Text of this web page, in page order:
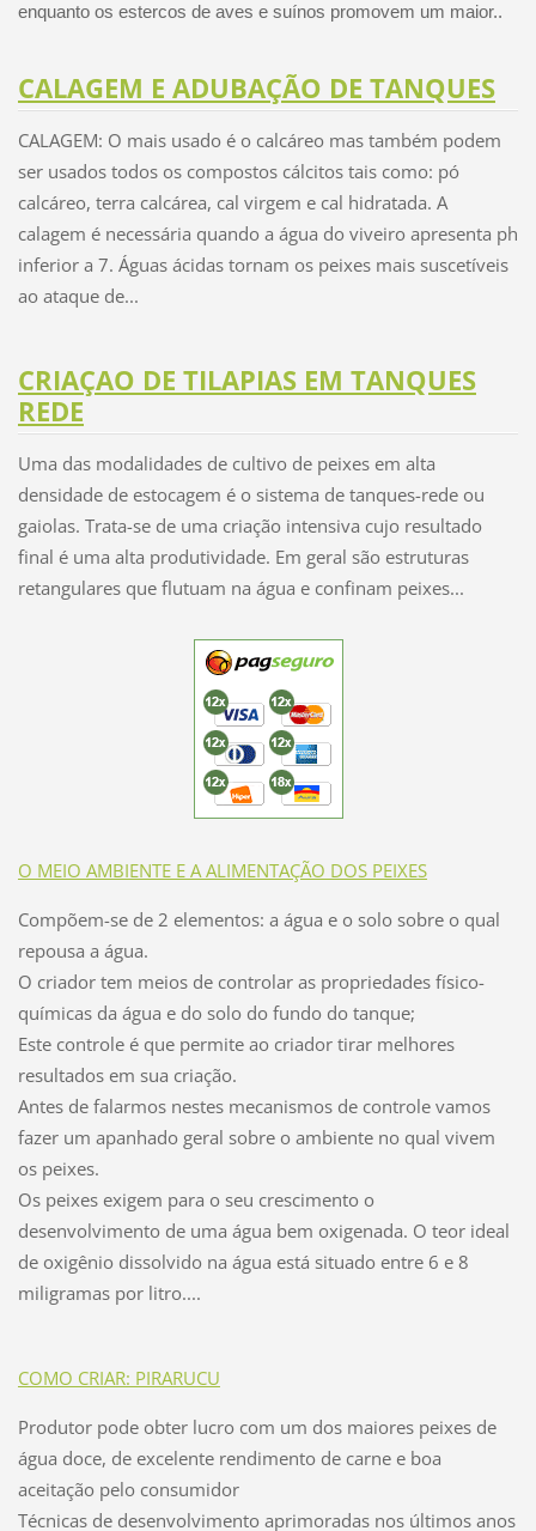
enquanto os estercos de aves e suínos promovem um maior..
CALAGEM E ADUBAÇÃO DE TANQUES
CALAGEM: O mais usado é o calcáreo mas também podem
ser usados todos os compostos cálcitos tais como: pó
calcáreo, terra calcárea, cal virgem e cal hidratada. A
calagem é necessária quando a água do viveiro apresenta ph
inferior a 7. Águas ácidas tornam os peixes mais suscetíveis
ao ataque de...
CRIAÇAO DE TILAPIAS EM TANQUES
REDE
Uma das modalidades de cultivo de peixes em alta
densidade de estocagem é o sistema de tanques-rede ou
gaiolas. Trata-se de uma criação intensiva cujo resultado
final é uma alta produtividade. Em geral são estruturas
retangulares que flutuam na água e confinam peixes...
O MEIO AMBIENTE E A ALIMENTAÇÃO DOS PEIXES
Compõem-se de 2 elementos: a água e o solo sobre o qual
repousa a água.
O criador tem meios de controlar as propriedades físico-
químicas da água e do solo do fundo do tanque;
Este controle é que permite ao criador tirar melhores
resultados em sua criação.
Antes de falarmos nestes mecanismos de controle vamos
fazer um apanhado geral sobre o ambiente no qual vivem
os peixes.
Os peixes exigem para o seu crescimento o
desenvolvimento de uma água bem oxigenada. O teor ideal
de oxigênio dissolvido na água está situado entre 6 e 8
miligramas por litro....
COMO CRIAR: PIRARUCU
Produtor pode obter lucro com um dos maiores peixes de
água doce, de excelente rendimento de carne e boa
aceitação pelo consumidor
Técnicas de desenvolvimento aprimoradas nos últimos anos